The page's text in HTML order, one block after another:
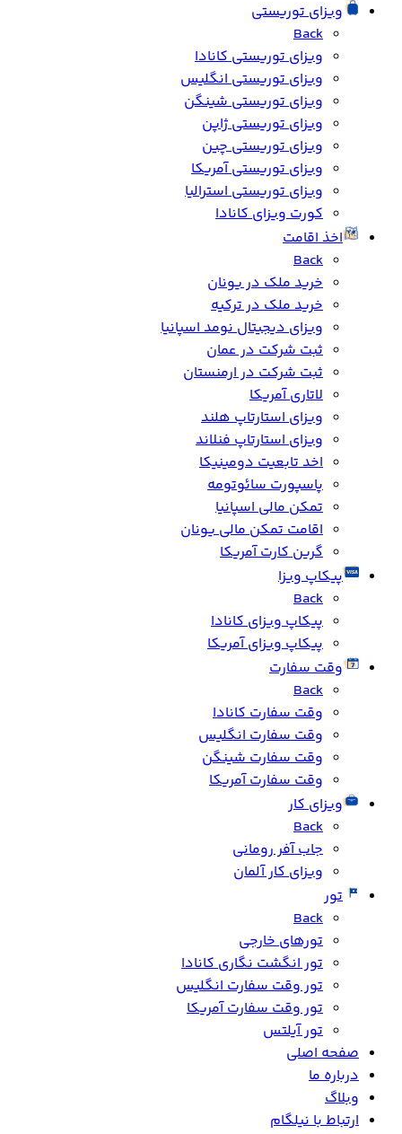
ویزای توریستی
Back
ویزای توریستی کانادا
ویزای توریستی انگلیس
ویزای توریستی شینگن
ویزای توریستی ژاپن
ویزای توریستی چین
ویزای توریستی آمریکا
ویزای توریستی استرالیا
کورت ویزای کانادا
اخذ اقامت
Back
خرید ملک در یونان
خرید ملک در ترکیه
ویزای دیجیتال نومد اسپانیا
ثبت شرکت در عمان
ثبت شرکت در ارمنستان
لاتاری آمریکا
ویزای استارتاپ هلند
ویزای استارتاپ فنلاند
اخد تابعیت دومینیکا
پاسپورت سائوتومه
تمکن مالی اسپانیا
اقامت تمکن مالی یونان
گرین کارت آمریکا
پیکاپ ویزا
Back
پیکاپ ویزای کانادا
پیکاپ ویزای آمریکا
وقت سفارت
Back
وقت سفارت کانادا
وقت سفارت انگلیس
وقت سفارت شینگن
وقت سفارت آمریکا
ویزای کار
Back
جاب آفر رومانی
ویزای کار آلمان
تور
Back
تورهای خارجی
تور انگشت نگاری کانادا
تور وقت سفارت انگلیس
تور وقت سفارت آمریکا
تور آیلتس
صفحه اصلی
درباره ما
وبلاگ
ارتباط با نیلگام